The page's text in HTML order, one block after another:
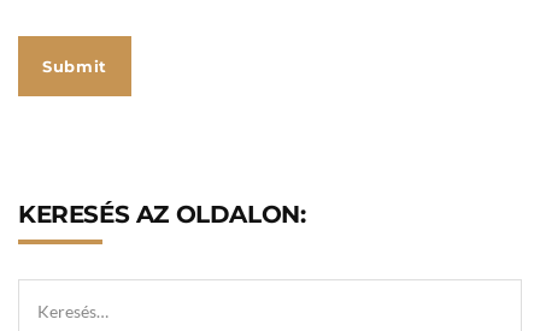
KERESÉS AZ OLDALON: